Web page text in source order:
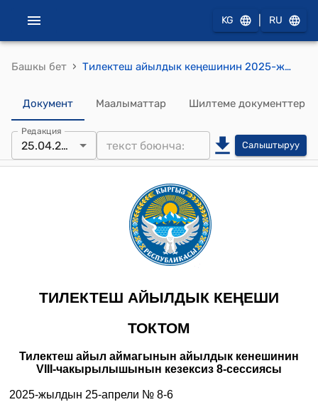
KG RU
Башкы бет › Тилектеш айылдык кеңешинин 2025-жылдын 25-апрелиндеги № 8-6 Тилектеш айыл аймагынын калкынын ичүүчү таза сууга болгон акыларынын тарифин бекитүү жөнүндө токтому
Документ Маалыматтар Шилтеме документтер
Редакция
25.04.2025 Салыштыруу